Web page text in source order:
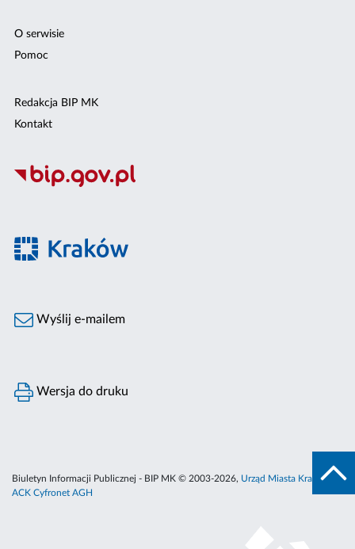
O serwisie
Pomoc
Redakcja BIP MK
Kontakt
Wyślij e-mailem
Wersja do druku
Biuletyn Informacji Publicznej - BIP MK © 2003-2026, Urząd Miasta Krakowa
ACK Cyfronet AGH